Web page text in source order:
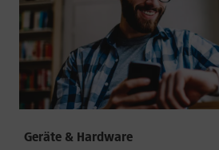
Geräte & Hardware